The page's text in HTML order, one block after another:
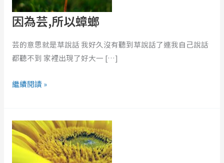
因為芸,所以蟑螂
芸的意思就是草說話 我好久沒有聽到草說話了連我自己說話
都聽不到 家裡出現了好大一 […]
蟑
螂
繼續閱讀 »
日
葵